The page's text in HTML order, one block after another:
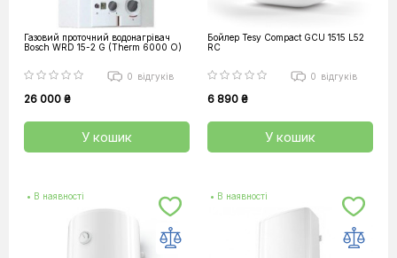
Газовий проточний водонагрівач
Bosch WRD 15-2 G (Therm 6000 O)
0 відгуків
26 000 ₴
У кошик
Бойлер Tesy Compact GCU 1515 L52
RC
0 відгуків
6 890 ₴
У кошик
• В наявності • В наявності